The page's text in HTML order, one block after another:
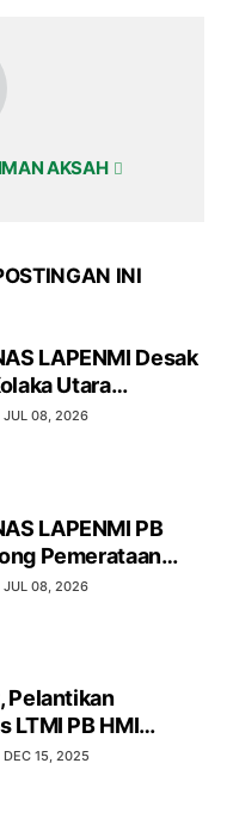
AKSAH
INI
LAPENMI Desak
Utara
Darurat Narkoba
JUL 08, 2026
LAPENMI PB
Pemerataan
Nasional
JUL 08, 2026
Pelantikan
LTMI PB HMI
2027 di
DEC 15, 2025